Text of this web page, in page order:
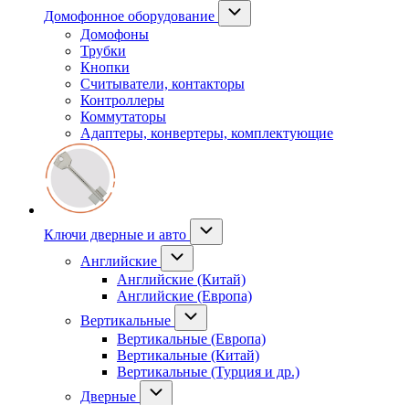
Домофонное оборудование
Домофоны
Трубки
Кнопки
Считыватели, контакторы
Контроллеры
Коммутаторы
Адаптеры, конвертеры, комплектующие
Ключи дверные и авто
Английские
Английские (Китай)
Английские (Европа)
Вертикальные
Вертикальные (Европа)
Вертикальные (Китай)
Вертикальные (Турция и др.)
Дверные